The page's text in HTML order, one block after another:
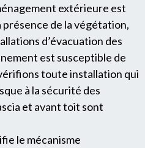
extérieure est
de la végétation,
d’évacuation des
est susceptible de
toute installation qui
à la sécurité des
et avant toit sont
le mécanisme